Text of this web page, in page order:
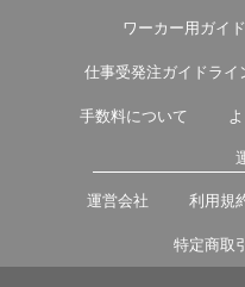
ワーカー用ガイド
仕事受発注ガイドライ
手数料について
運営会社 利用規
特定商取